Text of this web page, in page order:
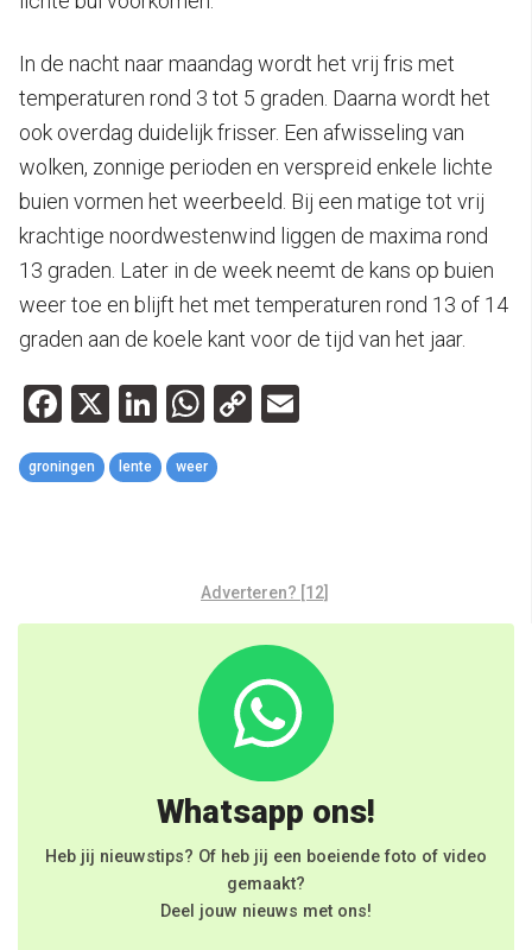
In de nacht naar maandag wordt het vrij fris met
temperaturen rond 3 tot 5 graden. Daarna wordt het
ook overdag duidelijk frisser. Een afwisseling van
wolken, zonnige perioden en verspreid enkele lichte
buien vormen het weerbeeld. Bij een matige tot vrij
krachtige noordwestenwind liggen de maxima rond
13 graden. Later in de week neemt de kans op buien
weer toe en blijft het met temperaturen rond 13 of 14
graden aan de koele kant voor de tijd van het jaar.
Facebook
X LinkedIn
WhatsApp
Copy
groningen lente weer
Adverteren? [12]
Whatsapp ons!
Heb jij nieuwstips? Of heb jij een boeiende foto of video
gemaakt?
Deel jouw nieuws met ons!